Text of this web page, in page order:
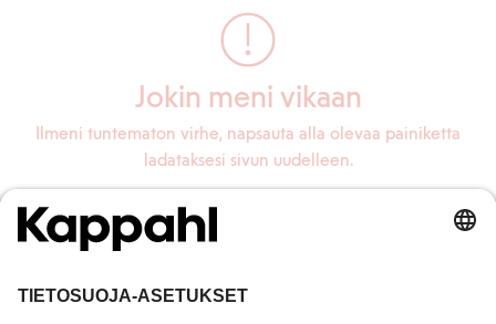
Jokin meni vikaan
Ilmeni tuntematon virhe, napsauta alla olevaa painiketta
ladataksesi sivun uudelleen.
Lataa sivu uudelleen